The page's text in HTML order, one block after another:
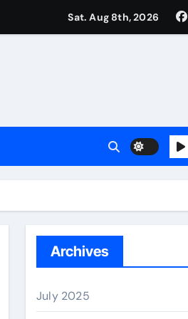
Sat. Aug 8th, 2026
Archives
July 2025